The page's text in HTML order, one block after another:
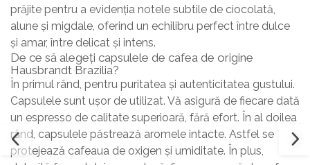
prăjite pentru a evidenția notele subtile de ciocolată,
alune și migdale, oferind un echilibru perfect între dulce
și amar, între delicat și intens.
De ce să alegeți capsulele de cafea de origine
Hausbrandt Brazilia?
În primul rând, pentru puritatea și autenticitatea gustului.
Capsulele sunt ușor de utilizat. Vă asigură de fiecare dată
un espresso de calitate superioară, fără efort. În al doilea
rând, capsulele păstrează aromele intacte. Astfel se
protejează cafeaua de oxigen și umiditate. În plus,